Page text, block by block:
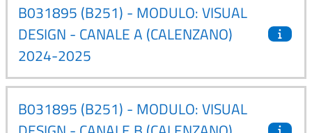
B031895 (B251) - MODULO: VISUAL
DESIGN - CANALE A (CALENZANO)
2024-2025
B031895 (B251) - MODULO: VISUAL